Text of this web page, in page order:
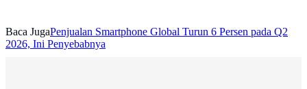
Baca JugaPenjualan Smartphone Global Turun 6 Persen pada Q2
2026, Ini Penyebabnya